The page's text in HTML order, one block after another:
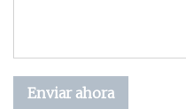
Enviar ahora